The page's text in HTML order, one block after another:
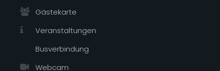
Gästekarte
Veranstaltungen
Busverbindung
Webcam